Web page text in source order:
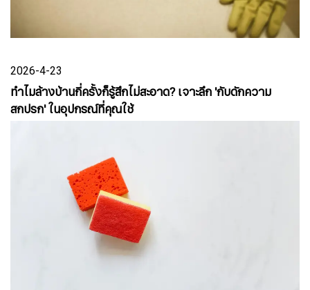
2026-4-23
ทำไมล้างบ้านกี่ครั้งก็รู้สึกไม่สะอาด? เจาะลึก 'กับดักความ
สกปรก' ในอุปกรณ์ที่คุณใช้